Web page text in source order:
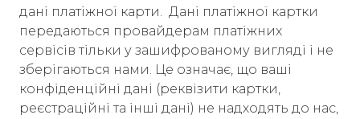
дані платіжної карти. Дані платіжної картки
передаються провайдерам платіжних
сервісів тільки у зашифрованому вигляді і не
зберігаються нами. Це означає, що ваші
конфіденційні дані (реквізити картки,
реєстраційні та інші дані) не надходять до нас,